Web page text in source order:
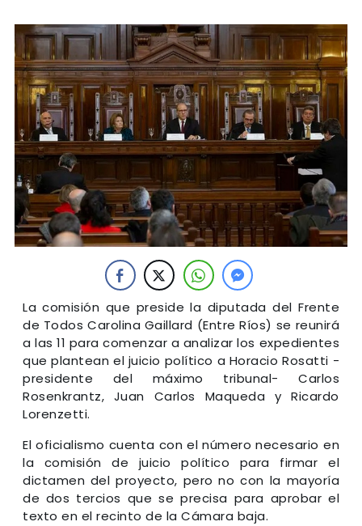
La comisión que preside la diputada del Frente
de Todos Carolina Gaillard (Entre Ríos) se reunirá
a las 11 para comenzar a analizar los expedientes
que plantean el juicio político a Horacio Rosatti -
presidente del máximo tribunal- Carlos
Rosenkrantz, Juan Carlos Maqueda y Ricardo
Lorenzetti.
El oficialismo cuenta con el número necesario en
la comisión de juicio político para firmar el
dictamen del proyecto, pero no con la mayoría
de dos tercios que se precisa para aprobar el
texto en el recinto de la Cámara baja.